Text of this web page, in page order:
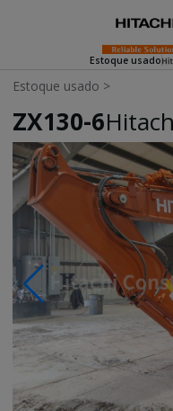
Estoque usado
Estoque usado >
ZX130-6
Photos & Videos